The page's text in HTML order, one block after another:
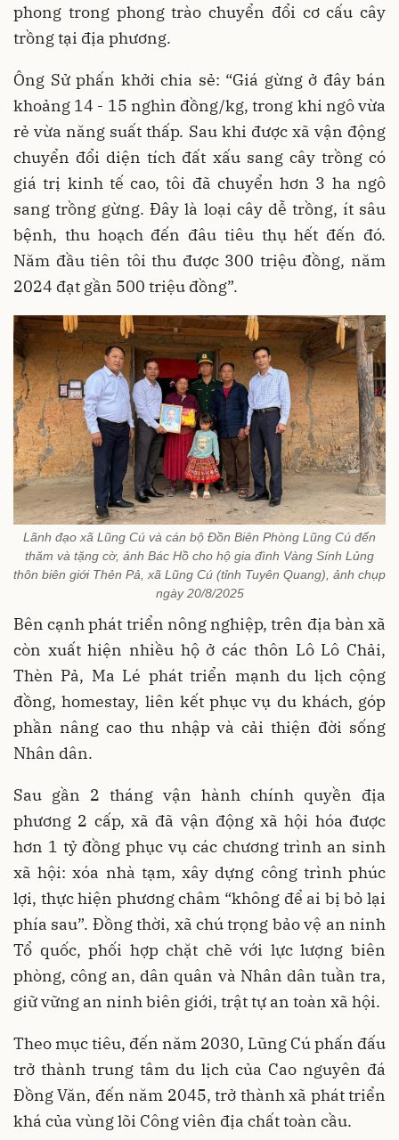
phong trong phong trào chuyển đổi cơ cấu cây
trồng tại địa phương.
Ông Sử phấn khởi chia sẻ: “Giá gừng ở đây bán
khoảng 14 - 15 nghìn đồng/kg, trong khi ngô vừa
rẻ vừa năng suất thấp. Sau khi được xã vận động
chuyển đổi diện tích đất xấu sang cây trồng có
giá trị kinh tế cao, tôi đã chuyển hơn 3 ha ngô
sang trồng gừng. Đây là loại cây dễ trồng, ít sâu
bệnh, thu hoạch đến đâu tiêu thụ hết đến đó.
Năm đầu tiên tôi thu được 300 triệu đồng, năm
2024 đạt gần 500 triệu đồng”.
Lãnh đạo xã Lũng Cú và cán bộ Đồn Biên Phòng Lũng Cú đến
thăm và tặng cờ, ảnh Bác Hồ cho hộ gia đình Vàng Sính Lủng
thôn biên giới Thẻn Pả, xã Lũng Cú (tỉnh Tuyên Quang), ảnh chụp
ngày 20/8/2025
Bên cạnh phát triển nông nghiệp, trên địa bàn xã
còn xuất hiện nhiều hộ ở các thôn Lô Lô Chải,
Thèn Pả, Ma Lé phát triển mạnh du lịch cộng
đồng, homestay, liên kết phục vụ du khách, góp
phần nâng cao thu nhập và cải thiện đời sống
Nhân dân.
Sau gần 2 tháng vận hành chính quyền địa
phương 2 cấp, xã đã vận động xã hội hóa được
hơn 1 tỷ đồng phục vụ các chương trình an sinh
xã hội: xóa nhà tạm, xây dựng công trình phúc
lợi, thực hiện phương châm “không để ai bị bỏ lại
phía sau”. Đồng thời, xã chú trọng bảo vệ an ninh
Tổ quốc, phối hợp chặt chẽ với lực lượng biên
phòng, công an, dân quân và Nhân dân tuần tra,
giữ vững an ninh biên giới, trật tự an toàn xã hội.
Theo mục tiêu, đến năm 2030, Lũng Cú phấn đấu
trở thành trung tâm du lịch của Cao nguyên đá
Đồng Văn, đến năm 2045, trở thành xã phát triển
khá của vùng lõi Công viên địa chất toàn cầu.